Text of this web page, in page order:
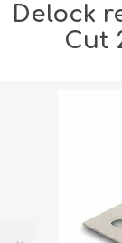
Delock
Cut